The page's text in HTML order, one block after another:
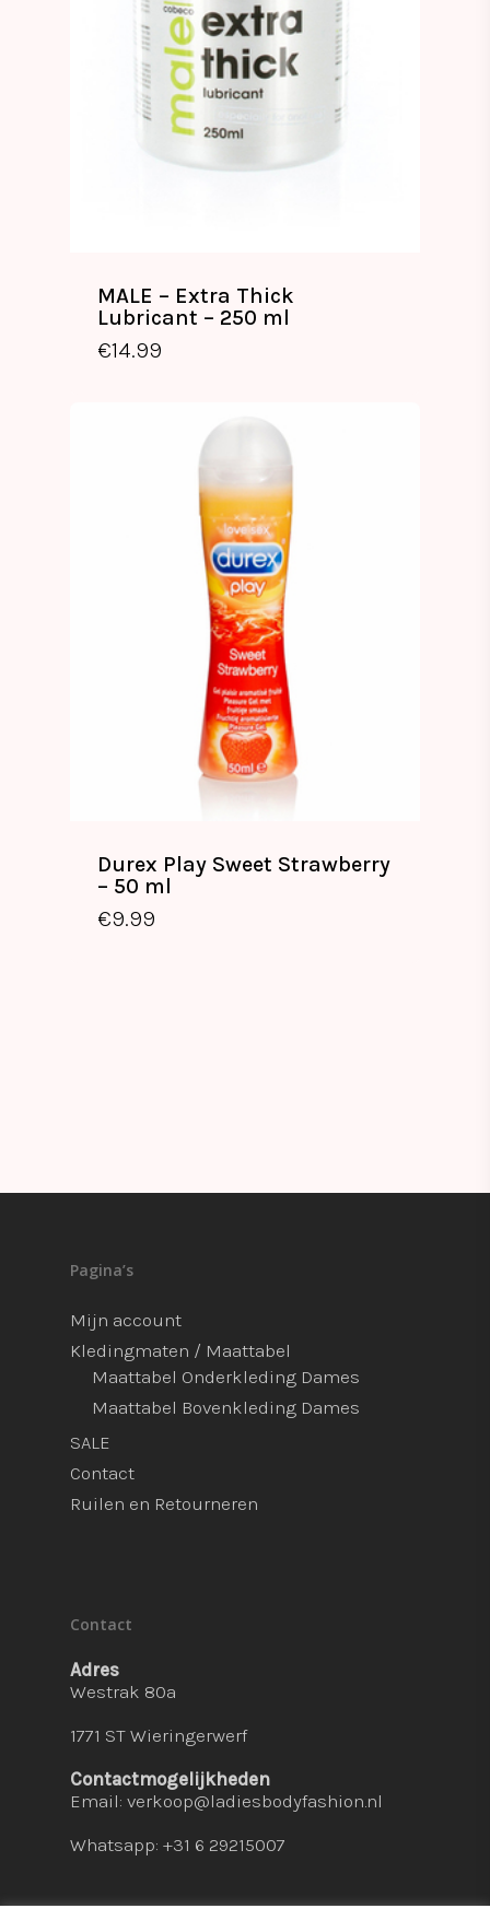
MALE – Extra Thick
Lubricant – 250 ml
€14.99
€14.99
Durex Play Sweet Strawberry
– 50 ml
€9.99
Pagina’s
Mijn account
Kledingmaten / Maattabel
Maattabel Onderkleding Dames
Maattabel Bovenkleding Dames
SALE
Contact
Ruilen en Retourneren
Contact
Adres
Westrak 80a
1771 ST Wieringerwerf
Contactmogelijkheden
Email: verkoop@ladiesbodyfashion.nl
Whatsapp: +31 6 29215007